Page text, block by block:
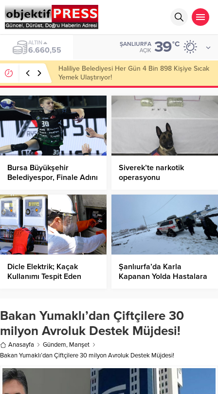
ALTIN
6.660,55
ŞANLIURFA
AÇIK 39°C
Haliliye Belediyesi Her Gün 4 Bin 898 Kişiye Sıcak
Yemek Ulaştırıyor!
Bursa Büyükşehir
Belediyespor, Finale Adını
Siverek’te narkotik
operasyonu
Dicle Elektrik; Kaçak
Kullanımı Tespit Eden
Şanlıurfa’da Karla
Kapanan Yolda Hastalara
Bakan Yumaklı’dan Çiftçilere 30
milyon Avroluk Destek Müjdesi!
Anasayfa Gündem, Manşet
Bakan Yumaklı’dan Çiftçilere 30 milyon Avroluk Destek Müjdesi!